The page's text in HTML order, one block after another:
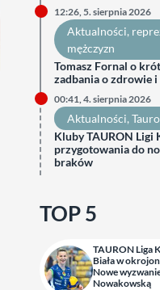
12:26, 5. sierpnia 2026
Aktualności,
mężczyzn
Tomasz Fornal o
zadbania o zdrowie
00:41, 4. sierpnia 2026
Aktualności,
Kluby TAURON Ligi
przygotowania do
braków
TOP 5
TAURON Liga
Biała w
Nowe
Nowakowską